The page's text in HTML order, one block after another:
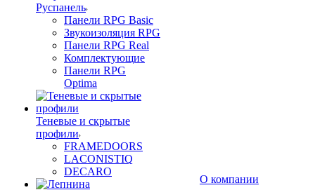
Руспанель
Панели RPG Basic
Звукоизоляция RPG
Панели RPG Real
Комплектующие
Панели RPG
Optima
Теневые и скрытые
профили
FRAMEDOORS
LACONISTIQ
DECARO
О компании